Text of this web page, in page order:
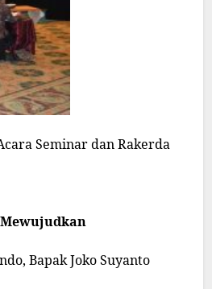
Seminar dan Rakerda
Bapak Joko Suyanto